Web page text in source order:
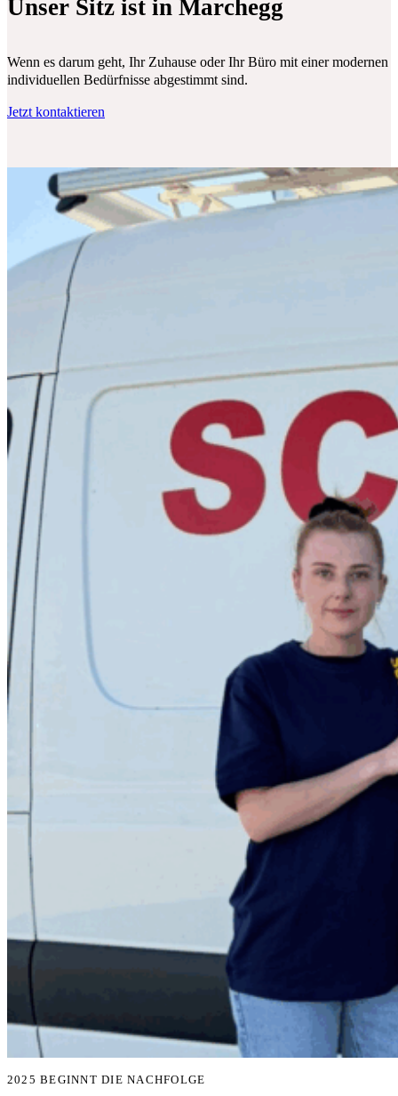
Unser Sitz ist in Marchegg
Wenn es darum geht, Ihr Zuhause oder Ihr Büro mit einer
individuellen Bedürfnisse abgestimmt sind.
Jetzt kontaktieren
2025 BEGINNT DIE NACHFOLGE